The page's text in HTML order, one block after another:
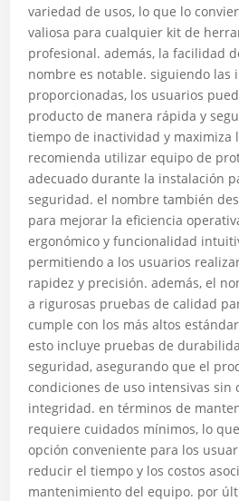
variedad de usos, lo que lo
valiosa para cualquier kit de
profesional. además, la facilidad
nombre es notable. siguiendo las
proporcionadas, los usuarios
producto de manera rápida y
tiempo de inactividad y maximiza
recomienda utilizar equipo de
adecuado durante la instalación
seguridad. el nombre también
para mejorar la eficiencia
ergonómico y funcionalidad
permitiendo a los usuarios
rapidez y precisión. además, el
a rigurosas pruebas de calidad
cumple con los más altos
esto incluye pruebas de
seguridad, asegurando que el
condiciones de uso intensivas sin
integridad. en términos de
requiere cuidados mínimos, lo
opción conveniente para los
reducir el tiempo y los costos
mantenimiento del equipo. por